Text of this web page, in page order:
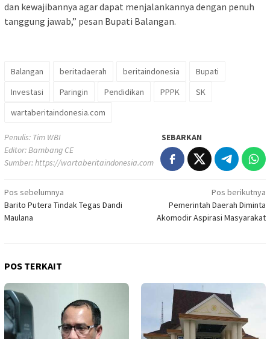
dan kewajibannya agar dapat menjalankannya dengan penuh
tanggung jawab,” pesan Bupati Balangan.
Balangan beritadaerah beritaindonesia
Bupati
Investasi
Paringin Pendidikan PPPK
SK
wartaberitaindonesia.com
Penulis: Tim WBI
Editor: Bambang CE
Sumber:https://wartaberitaindonesia.com
SEBARKAN
Navigasi
pos
Pos sebelumnya
Barito Putera Tindak Tegas Dandi
Maulana
Pos berikutnya
Pemerintah Daerah Diminta
Akomodir Aspirasi Masyarakat
POS TERKAIT